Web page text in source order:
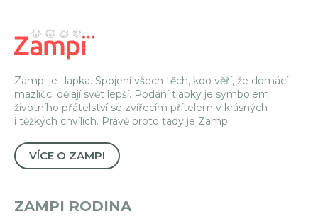
Zampi je tlapka. Spojení všech těch, kdo věří, že domácí
mazlíčci dělají svět lepší. Podání tlapky je symbolem
životního přátelství se zvířecím přítelem v krásných
i těžkých chvílích. Právě proto tady je Zampi.
VÍCE O ZAMPI
ZAMPI RODINA